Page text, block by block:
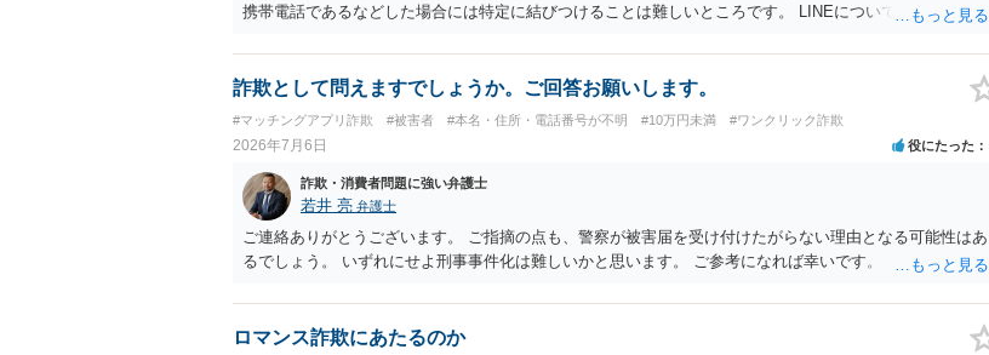
携帯電話であるなどした場合には特定に結びつけることは難しいところです。 LINEについても、詐欺の
を特定した後は、返金の理屈があるかどうかを確認していきます。 基本的に贈与に該当する場合には返金
請求ができません。 詐欺を含め、当方に返金の理屈があるかどうかを確認していきます。 さらに、渡し
断できるのであれば、まずは交渉からスタートすることになるでしょう。 ご理解のとおり、詐欺であるこ
との立証は簡単ではありません。 刑事事件化が出来るのであれば、返金交渉で有利になる可能性がありま
すが、民事上の詐欺の立証以上に難しいところがあります。 こちらについては、一度、最寄りの警察署に
被害相談をするようにしてください。 具体的な見通しに関しては、証拠を拝見する必要があるため、直接
弁護士にご相談された方が良いかと思います。
詐欺として問えますでしょうか。ご回答お願いします。
#マッチングアプリ詐欺 #被害者 #本名・住所・電話番号が不明 #10万円未満 #ワンクリック詐欺
2026年7月6日 役にたった
詐欺・消費者問題に強い弁護士
若井 亮 弁護士
ご連絡ありがとうございます。 ご指摘の点も、警察が被害届を受け付けたがらない理由となる可能性はあ
るでしょう。 いずれにせよ刑事事件化は難しいかと思います。 ご参考になれば幸いです。
ロマンス詐欺にあたるのか